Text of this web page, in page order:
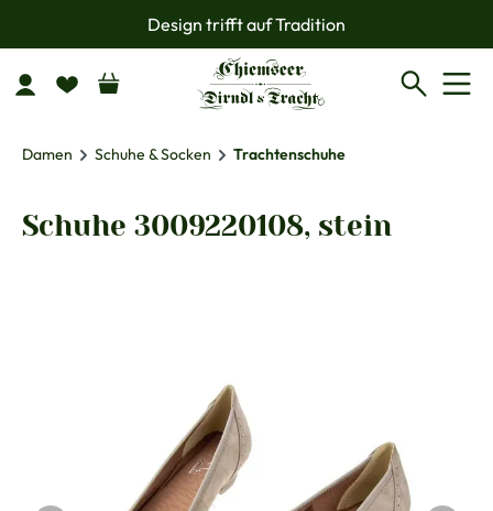
Zum Hauptinhalt springenDesign trifft auf Tradition
Damen Schuhe & Socken Trachtenschuhe
Schuhe 3009220108, stein